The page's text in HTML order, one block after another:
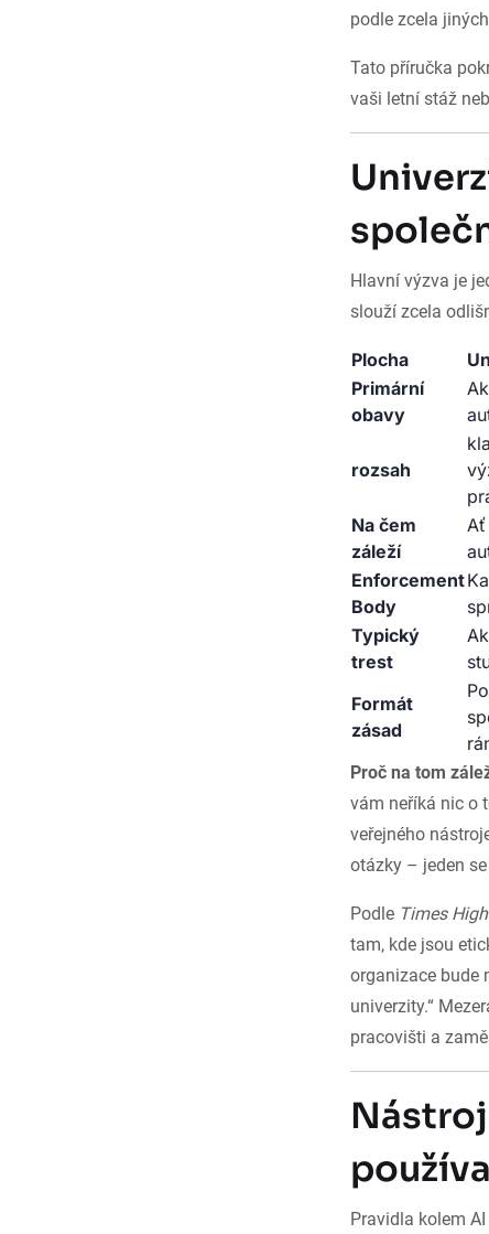
podle zcela
Tato příručka
vaši letní stáž
Hlavní výzva je
slouží zcela
Plocha
Primární
obavy
rozsah
Na čem
záleží
Ať
Enforcement
Body
Typický
trest
Formát
zásad
Proč na tom
vám neříká nic o
veřejného
otázky – jeden
Podle Times
tam, kde jsou
organizace bude
univerzity.“
pracovišti a
Pravidla kolem